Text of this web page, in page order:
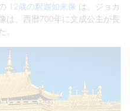
12歳の釈迦如来像 は、ジョカ
は、西暦700年に文成公主が長
。